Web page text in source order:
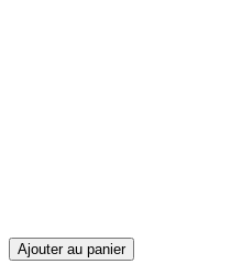
Ajouter au panier